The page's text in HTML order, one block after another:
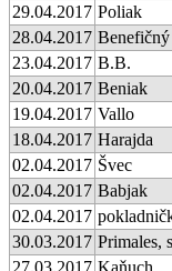
29.04.2017 Poliak
28.04.2017 Benefičný
23.04.2017 B.B.
20.04.2017 Beniak
19.04.2017 Vallo
18.04.2017 Harajda
02.04.2017 Švec
02.04.2017 Babjak
02.04.2017
30.03.2017 Primales,
27.03.2017 Kaňuch